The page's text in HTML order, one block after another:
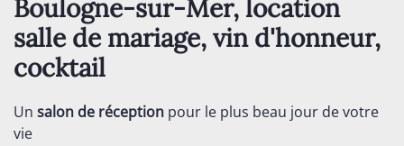
Boulogne-sur-Mer, location
salle de mariage, vin d'honneur,
cocktail
Un salon de réception pour le plus beau jour de votre
vie